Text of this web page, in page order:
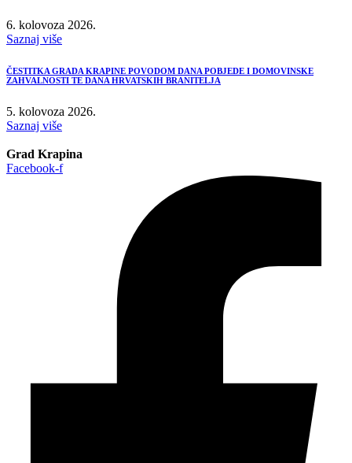
6. kolovoza 2026.
Saznaj više
ČESTITKA GRADA KRAPINE POVODOM DANA POBJEDE I DOMOVINSKE
ZAHVALNOSTI TE DANA HRVATSKIH BRANITELJA
5. kolovoza 2026.
Saznaj više
Grad Krapina
Facebook-f